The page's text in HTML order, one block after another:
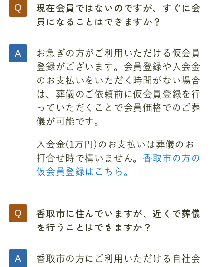
現在会員ではないのですが、すぐに会
員になることはできますか？
お急ぎの方がご利用いただける仮会員
登録がございます。会員登録や入会金
のお支払いをいただく時間がない場合
は、葬儀のご依頼前に仮会員登録を行
っていただくことで会員価格でのご葬
儀が可能です。
入会金(1万円)のお支払いは葬儀のお
打合せ時で構いません。 香取市の方の
仮会員登録はこちら。
香取市に住んでいますが、近くで葬儀
を行うことはできますか？
香取市の方にご利用いただける自社会